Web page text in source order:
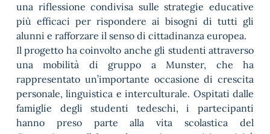
una riflessione condivisa sulle strategie educative
più efficaci per rispondere ai bisogni di tutti gli
alunni e rafforzare il senso di cittadinanza europea.
Il progetto ha coinvolto anche gli studenti attraverso
una mobilità di gruppo a Munster, che ha
rappresentato un’importante occasione di crescita
personale, linguistica e interculturale. Ospitati dalle
famiglie degli studenti tedeschi, i partecipanti
hanno preso parte alla vita scolastica del